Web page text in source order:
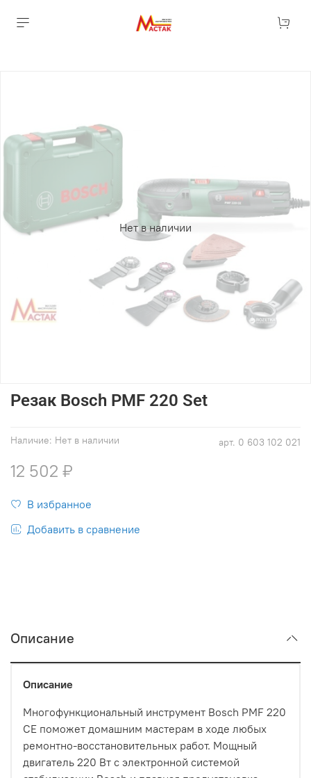
Нет в наличии
арт. 0 603 102 021
Наличие: Нет в наличии
Резак Bosch PMF 220 Set
12 502 ₽
В избранное
Добавить в сравнение
Описание
Описание
Многофункциональный инструмент Bosch PMF 220
CE поможет домашним мастерам в ходе любых
ремонтно-восстановительных работ. Мощный
двигатель 220 Вт с электронной системой